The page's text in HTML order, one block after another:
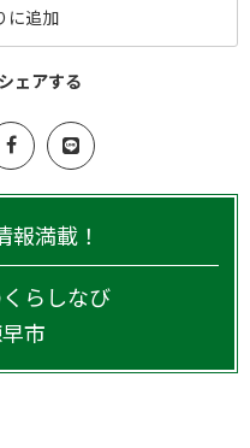
に追加
ェアする
満載！
らしなび
市